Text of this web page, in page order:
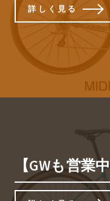
詳しく見る
【GWも営